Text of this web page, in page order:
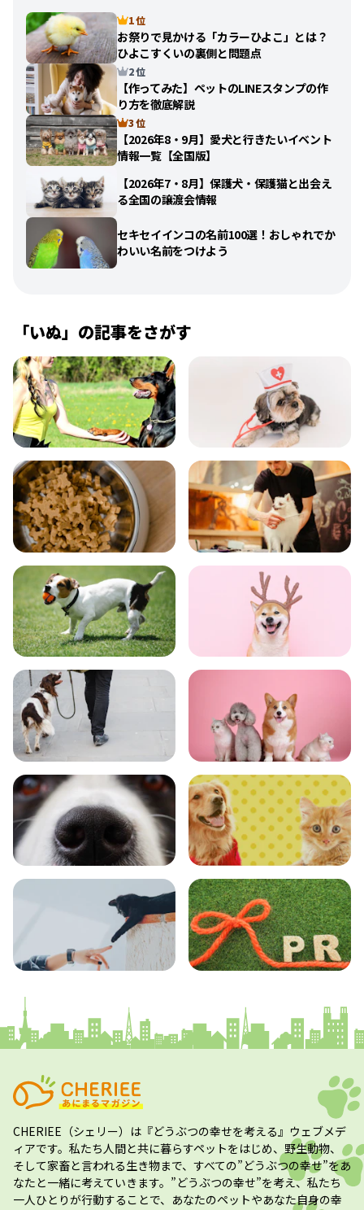
1 位
お祭りで見かける「カラーひよこ」とは？
ひよこすくいの裏側と問題点
2 位
【作ってみた】ペットのLINEスタンプの作
り方を徹底解説
3 位
【2026年8・9月】愛犬と行きたいイベント
情報一覧【全国版】
【2026年7・8月】保護犬・保護猫と出会え
る全国の譲渡会情報
セキセイインコの名前100選！おしゃれでか
わいい名前をつけよう
「いぬ」の記事をさがす
飼い方 健康
食事 お手入れ
トレーニング グッズ
おでかけ 図鑑
エンタメ クイズ
CHERIEE（シェリー） は『どうぶつの幸せを考える』ウェブメデ
ィアです。私たち人間と共に暮らすペットをはじめ、野生動物、
そして家畜と言われる生き物まで、すべての”どうぶつの幸せ”をあ
なたと一緒に考えていきます。”どうぶつの幸せ”を考え、私たち
一人ひとりが行動することで、あなたのペットやあなた自身の幸